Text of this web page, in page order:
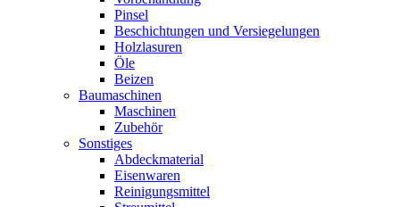
Pinsel
Beschichtungen und Versiegelungen
Holzlasuren
Öle
Beizen
Baumaschinen
Maschinen
Zubehör
Sonstiges
Abdeckmaterial
Eisenwaren
Reinigungsmittel